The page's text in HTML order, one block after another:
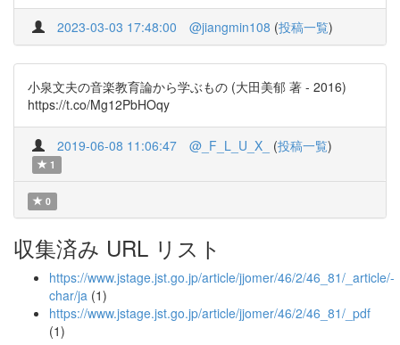
2023-03-03 17:48:00 @jiangmin108 (投稿一覧)
小泉文夫の音楽教育論から学ぶもの (大田美郁 著 - 2016)
https://t.co/Mg12PbHOqy
2019-06-08 11:06:47 @_F_L_U_X_ (投稿一覧)
1
0
収集済み URL リスト
https://www.jstage.jst.go.jp/article/jjomer/46/2/46_81/_article/-
char/ja (1)
https://www.jstage.jst.go.jp/article/jjomer/46/2/46_81/_pdf
(1)